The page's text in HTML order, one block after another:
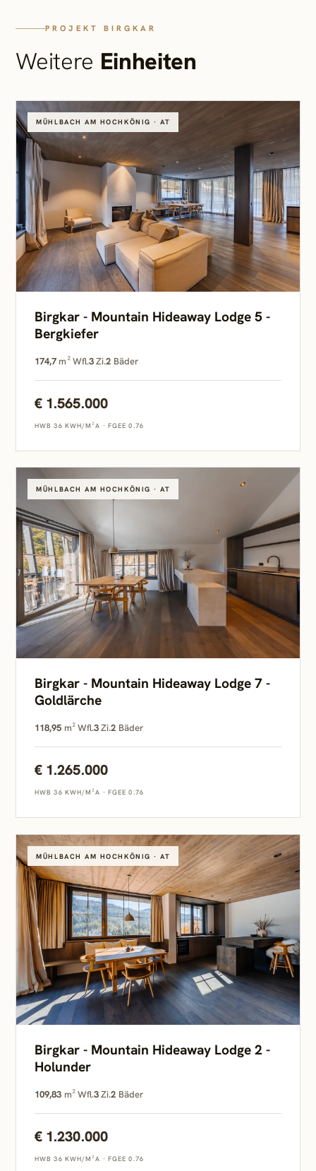
PROJEKT BIRGKAR
Weitere Einheiten
MÜHLBACH AM HOCHKÖNIG · AT
Birgkar - Mountain Hideaway Lodge 5 -
Bergkiefer
174,7 m² Wfl.3Zi.2 Bäder
€ 1.565.000
HWB 36 KWH/M²A · FGEE 0.76
MÜHLBACH AM HOCHKÖNIG · AT
Birgkar - Mountain Hideaway Lodge 7 -
Goldlärche
118,95 m² Wfl.3Zi.2 Bäder
€ 1.265.000
HWB 36 KWH/M²A · FGEE 0.76
MÜHLBACH AM HOCHKÖNIG · AT
Birgkar - Mountain Hideaway Lodge 2 -
Holunder
109,83 m² Wfl.3Zi.2 Bäder
€ 1.230.000
HWB 36 KWH/M²A · FGEE 0.76